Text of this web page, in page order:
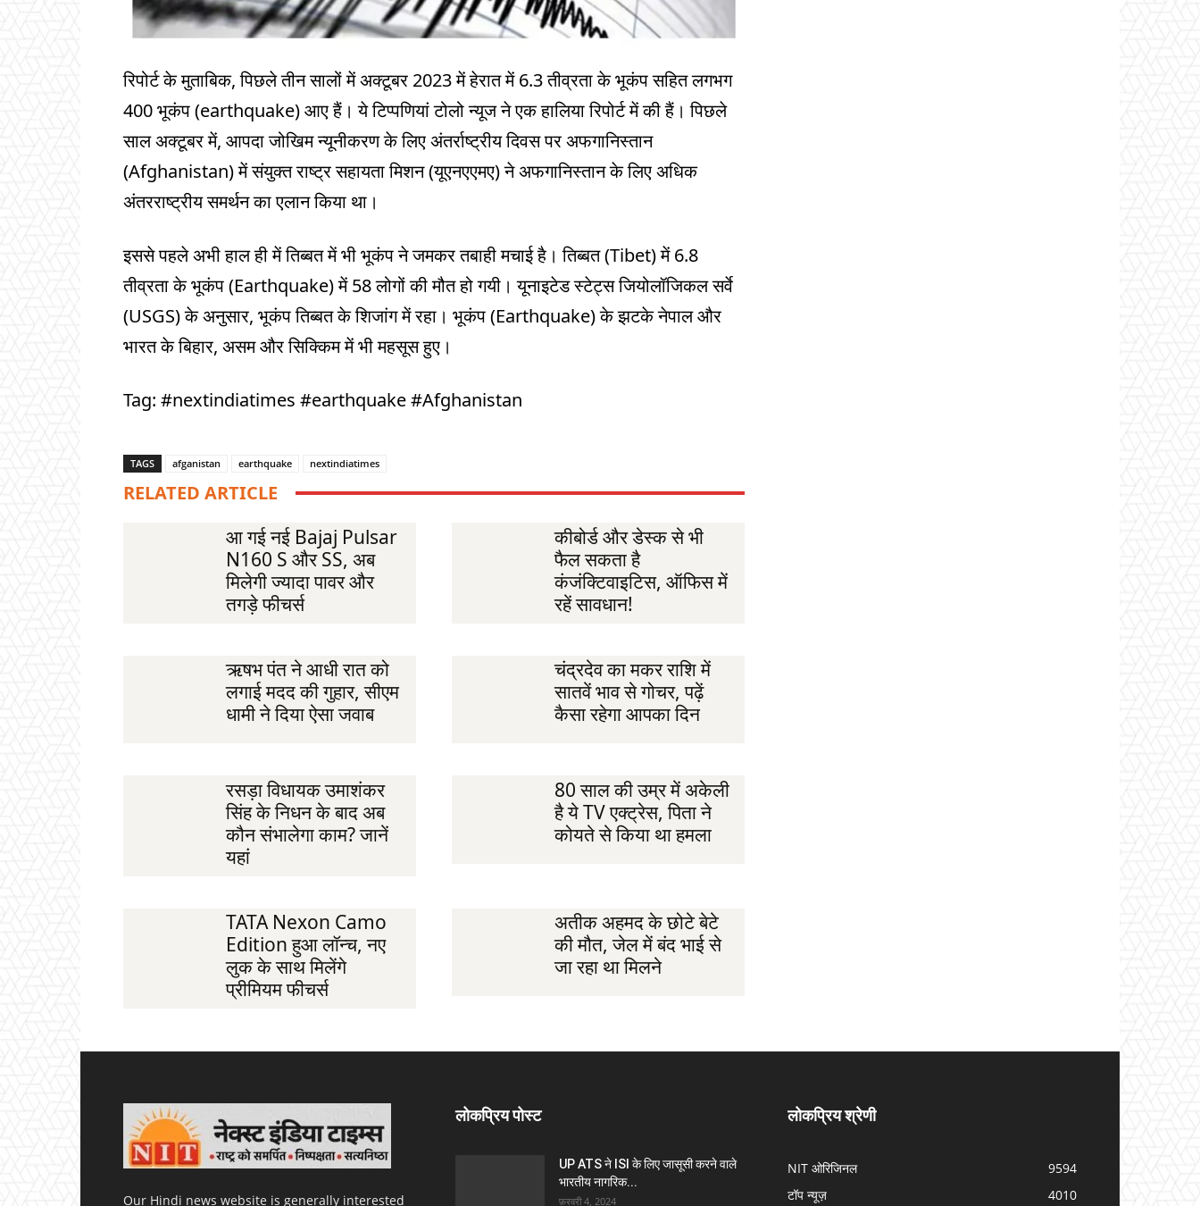
रिपोर्ट के मुताबिक, पिछले तीन सालों में अक्टूबर 2023 में हेरात में 6.3 तीव्रता के भूकंप सहित लगभग
400 भूकंप (earthquake) आए हैं। ये टिप्पणियां टोलो न्यूज ने एक हालिया रिपोर्ट में की हैं। पिछले
साल अक्टूबर में, आपदा जोखिम न्यूनीकरण के लिए अंतर्राष्ट्रीय दिवस पर अफगानिस्तान
(Afghanistan) में संयुक्त राष्ट्र सहायता मिशन (यूएनएएमए) ने अफगानिस्तान के लिए अधिक
अंतरराष्ट्रीय समर्थन का एलान किया था।
इससे पहले अभी हाल ही में तिब्बत में भी भूकंप ने जमकर तबाही मचाई है। तिब्बत (Tibet) में 6.8
तीव्रता के भूकंप (Earthquake) में 58 लोगों की मौत हो गयी। यूनाइटेड स्टेट्स जियोलॉजिकल सर्वे
(USGS) के अनुसार, भूकंप तिब्बत के शिजांग में रहा। भूकंप (Earthquake) के झटके नेपाल और
भारत के बिहार, असम और सिक्किम में भी महसूस हुए।
Tag: #nextindiatimes #earthquake #Afghanistan
TAGS afganistan earthquake nextindiatimes
RELATED ARTICLE
आ गई नई Bajaj Pulsar
N160 S और SS, अब
मिलेगी ज्यादा पावर और
तगड़े फीचर्स
कीबोर्ड और डेस्क से भी
फैल सकता है
कंजंक्टिवाइटिस, ऑफिस में
रहें सावधान!
ऋषभ पंत ने आधी रात को
लगाई मदद की गुहार, सीएम
धामी ने दिया ऐसा जवाब
चंद्रदेव का मकर राशि में
सातवें भाव से गोचर, पढ़ें
कैसा रहेगा आपका दिन
रसड़ा विधायक उमाशंकर
सिंह के निधन के बाद अब
कौन संभालेगा काम? जानें
यहां
80 साल की उम्र में अकेली
है ये TV एक्ट्रेस, पिता ने
कोयते से किया था हमला
TATA Nexon Camo
Edition हुआ लॉन्च, नए
लुक के साथ मिलेंगे
प्रीमियम फीचर्स
अतीक अहमद के छोटे बेटे
की मौत, जेल में बंद भाई से
जा रहा था मिलने
Our Hindi news website is generally interested
लोकप्रिय पोस्ट
UP ATS ने ISI के लिए जासूसी करने वाले
भारतीय नागरिक...
फ़रवरी 4, 2024
लोकप्रिय श्रेणी
NIT ओरिजिनल
9594
टॉप न्यूज़
4010